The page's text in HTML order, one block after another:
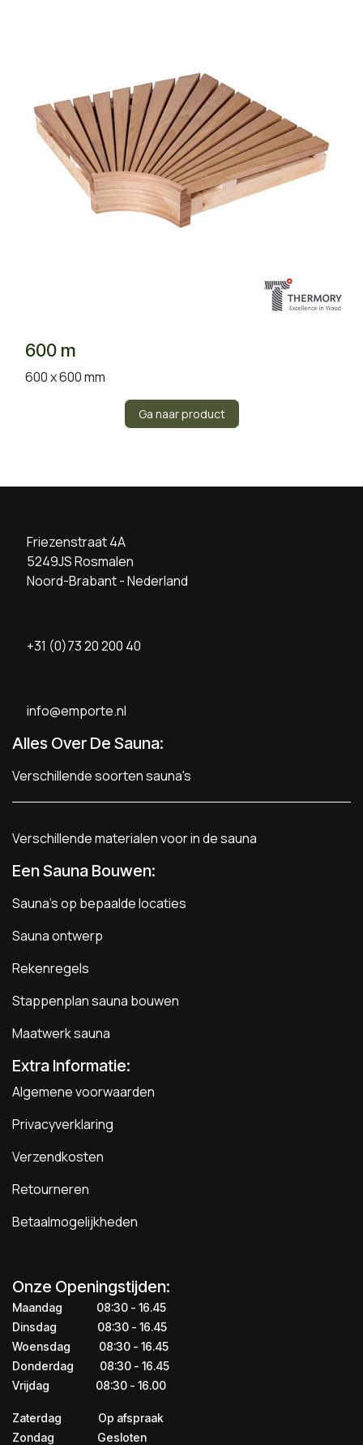
600 m
600 x 600 mm
Ga naar product
Friezenstraat 4A
5249JS Rosmalen
Noord-Brabant - Nederland
+31 (0)73 20 200 40
info@emporte.nl
Alles Over De Sauna:
Verschillende soorten sauna's
Verschillende materialen voor in de sauna
Een Sauna Bouwen:
Sauna's op bepaalde locaties
Sauna ontwerp
Rekenregels
Stappenplan sauna bouwen
Maatwerk sauna
Extra Informatie:
Algemene voorwaarden
Privacyverklaring
Verzendkosten
Retourneren
Betaalmogelijkheden
Onze Openingstijden:
Maandag
​​​08:30 - 16.45​
Dinsdag
​​​​08:30 - 16.45
Woensdag
​08:30 - 16.45
Donderdag
​​​​​08:30 - 16.45
Vrijdag
​​​​​08:30 - 16.00
Zaterdag
​​Op afspraak
Zondag
​​Gesloten